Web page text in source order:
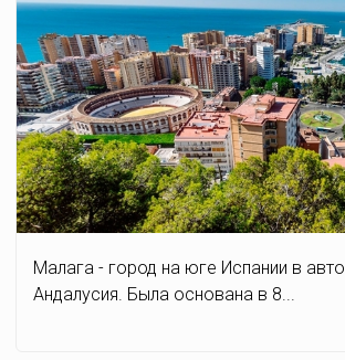
Малага - город на юге Испании в
Андалусия. Была основана в 8...